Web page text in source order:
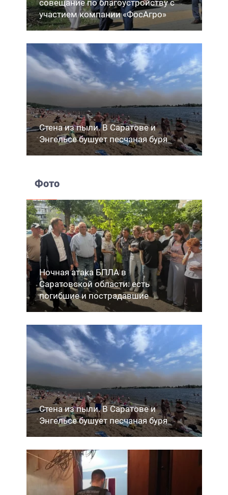
совещание по благоустройству с
участием компании «ФосАгро»
Стена из пыли. В Саратове и
Энгельсе бушует песчаная буря
Фото
Ночная атака БПЛА в
Саратовской области: есть
погибшие и пострадавшие
Стена из пыли. В Саратове и
Энгельсе бушует песчаная буря